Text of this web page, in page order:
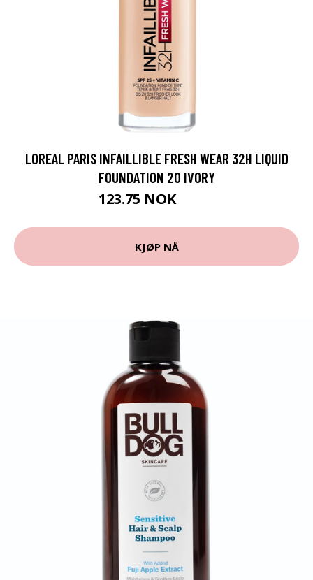
LOREAL PARIS INFAILLIBLE FRESH WEAR 32H LIQUID
FOUNDATION 20 IVORY
123.75 NOK
KJØP NÅ